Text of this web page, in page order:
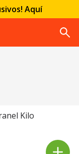
Aquí
Kilo